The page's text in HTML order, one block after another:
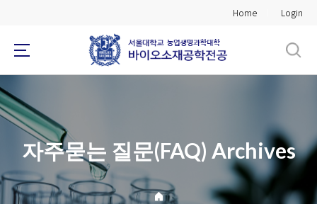
메
뉴
Home Login
자주묻는 질문(FAQ) Archives